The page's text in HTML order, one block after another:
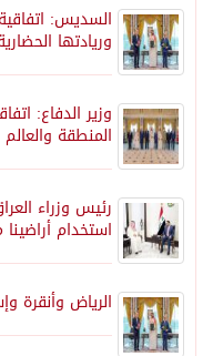
السديس:
وريادتها
وزير الدفاع:
المنطقة والعالم
رئيس وزراء
استخدام
الرياض وأنقرة